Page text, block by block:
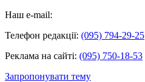
Наш e-mail:
Телефон редакції: (095) 794-29-25
Реклама на сайті: (095) 750-18-53
Запропонувати тему